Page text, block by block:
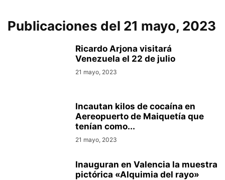
Publicaciones del 21 mayo, 2023
Ricardo Arjona visitará
Venezuela el 22 de julio
21 mayo, 2023
Incautan kilos de cocaína en
Aereopuerto de Maiquetía que
tenían como...
21 mayo, 2023
Inauguran en Valencia la muestra
pictórica «Alquimia del rayo»